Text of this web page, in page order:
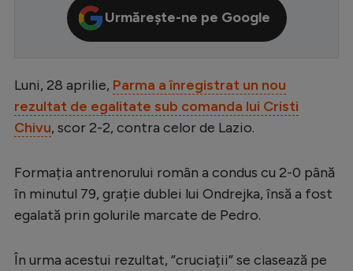
Premier League
Serie A
Bundesliga
Ligue 1
Campionate
Starurile fotbalului
EURO 2024
Stranieri
Urmărește-ne pe Google
Luni, 28 aprilie, Parma a înregistrat un nou
rezultat de egalitate sub comanda lui Cristi
Chivu, scor 2-2, contra celor de Lazio.
Formația antrenorului român a condus cu 2-0 până
în minutul 79, grație dublei lui Ondrejka, însă a fost
egalată prin golurile marcate de Pedro.
În urma acestui rezultat, ”cruciații” se clasează pe